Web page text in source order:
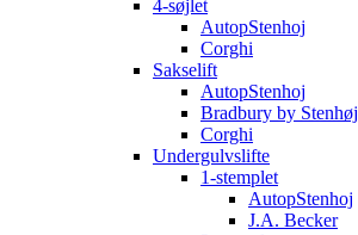
4-søjlet
AutopStenhoj
Corghi
Sakselift
AutopStenhoj
Bradbury by Stenhøj
Corghi
Undergulvslifte
1-stemplet
AutopStenhoj
J.A. Becker